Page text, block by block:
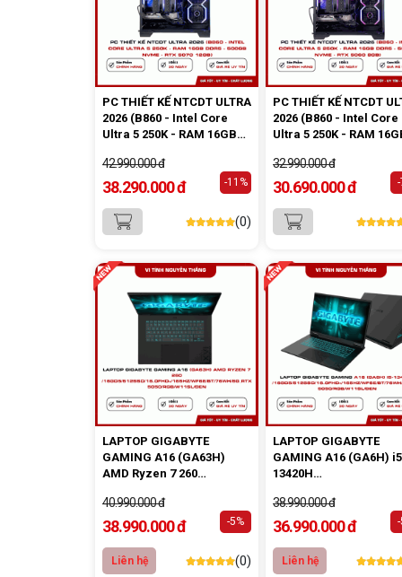
PC THIẾT KẾ NTCDT ULTRA
2026 (B860 - Intel Core
Ultra 5 250K - RAM 16GB
5070 12GB)
42.990.000 đ
38.290.000 đ -11%
(0)
PC THIẾT KẾ NTCDT
2026 (B860 - Intel Core
Ultra 5 250K - RAM
5060 8GB)
32.990.000 đ
30.690.000 đ
LAPTOP GIGABYTE
GAMING A16 (GA63H)
AMD Ryzen 7 260
5050/RGB/W11SL/ĐEN
40.990.000 đ
38.990.000 đ -5%
Liên hệ (0)
LAPTOP GIGABYTE
GAMING A16 (GA6H)
13420H
5050/RGB/W11SL/ĐEN
38.990.000 đ
36.990.000 đ
Liên hệ